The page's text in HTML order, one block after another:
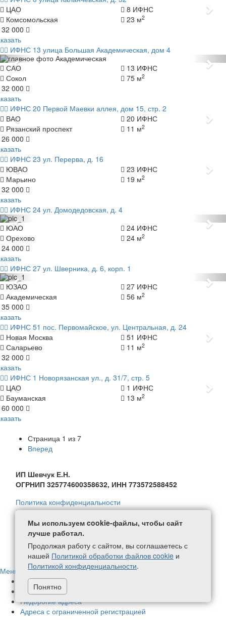
Назад
ЦАО
8 ИФНС
Комсомольская
23 м2
32 000
ИФНС 13 улица Большая Академическая, дом 4
Назад
САО
13 ИФНС
Сокол
75 м2
32 000
ИФНС 20 Первой Маевки аллея, дом 15, стр. 2
Назад
ВАО
20 ИФНС
Рязанский проспект
11 м2
26 000
ИФНС 23 ул. Перерва, д. 16
Назад
ЮВАО
23 ИФНС
Марьино
19 м2
32 000
ИФНС 24 ул. Домодедовская, д. 4
Назад
ЮАО
24 ИФНС
Орехово
24 м2
24 000
ИФНС 27 ул. Шверника, д. 6, корп. 1
Назад
ЮЗАО
27 ИФНС
Академическая
56 м2
35 000
ИФНС 51 пос. Первомайское, ул. Центральная, д. 24
Назад
Новая Москва
51 ИФНС
Саларьево
11 м2
32 000
ИФНС 1 Новорязанская ул., д. 31/7, стр. 5
Назад
ЦАО
1 ИФНС
Бауманская
13 м2
60 000
Страница 1 из 7
Вперед
ИП Шевчук Е.Н.
ОГРНИП 325774600358632, ИНН 773572588452
Политика конфиденциальности
Политика в отношении обработки персональных данных
Согласие на обработку персональных данных
Политика обработки файлов Cookie
+7 (499) 111-59-08
написать нам
Меню
Адреса в нашей собственности
Немассовые адреса
Недорогие адреса
Адреса с ограниченной регистрацией
Мы используем cookie-файлы, чтобы сайт
лучше работал.
Продолжая работу с сайтом, вы соглашаетесь с
нашей Политикой обработки файлов cookie и
Политикой конфиденциальности.
Понятно